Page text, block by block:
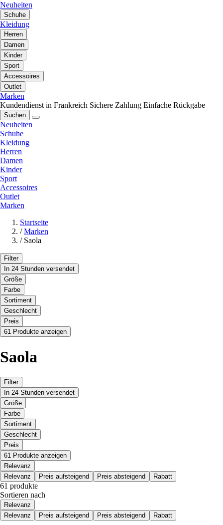
Neuheiten
Schuhe
Kleidung
Herren
Damen
Kinder
Sport
Accessoires
Outlet
Marken
Kundendienst in Frankreich Sichere Zahlung Einfache Rückgabe
Suchen
Neuheiten
Schuhe
Kleidung
Herren
Damen
Kinder
Sport
Accessoires
Outlet
Marken
Startseite
/ Marken
/ Saola
Filter
In 24 Stunden versendet
Größe
Farbe
Sortiment
Geschlecht
Preis
61 Produkte anzeigen
Saola
Filter
In 24 Stunden versendet
Größe
Farbe
Sortiment
Geschlecht
Preis
61 Produkte anzeigen
Relevanz
Relevanz
Preis aufsteigend Preis absteigend Rabatt
61 produkte
Sortieren nach
Relevanz
Relevanz
Preis aufsteigend Preis absteigend Rabatt